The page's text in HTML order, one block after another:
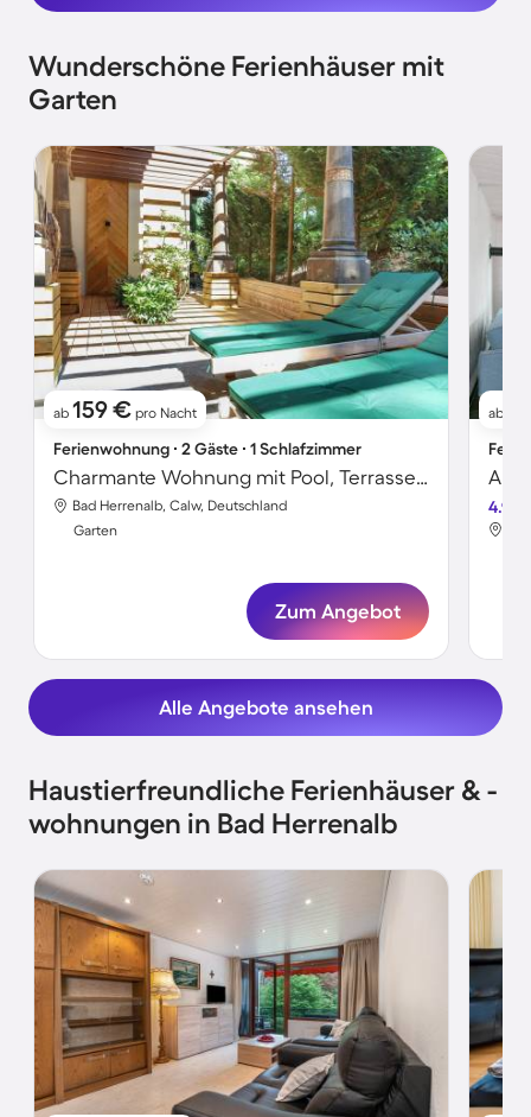
Wunderschöne Ferienhäuser mit
Garten
ab 159 € pro Nacht
Ferienwohnung ∙ 2 Gäste ∙ 1 Schlafzimmer
Charmante Wohnung mit Pool, Terrasse und Garten
Bad Herrenalb, Calw, Deutschland
Garten
Zum Angebot
ab
4.9
Alle Angebote ansehen
Haustierfreundliche Ferienhäuser & -
wohnungen in Bad Herrenalb